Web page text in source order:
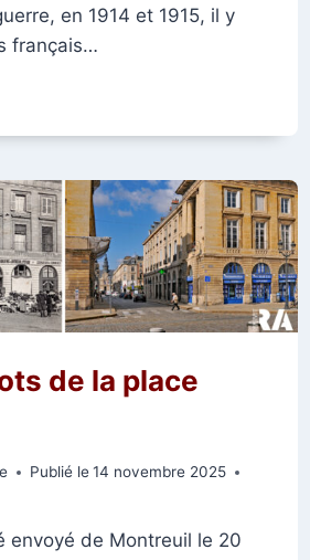
en 1914 et 1915, il y
français…
de la place
Publié le 14 novembre 2025
envoyé de Montreuil le 20